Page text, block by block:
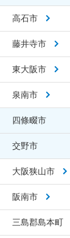
高石市
藤井寺市
東大阪市
泉南市
四條畷市
交野市
大阪狭山市
阪南市
三島郡島本町